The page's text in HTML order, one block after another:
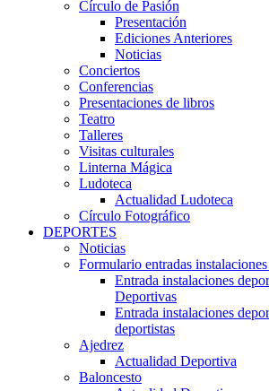
Círculo de Pasión
Presentación
Ediciones Anteriores
Noticias
Conciertos
Conferencias
Presentaciones de libros
Teatro
Talleres
Visitas culturales
Linterna Mágica
Ludoteca
Actualidad Ludoteca
Círculo Fotográfico
DEPORTES
Noticias
Formulario entradas
Entrada instalaciones
Deportivas
Entrada instalaciones
deportistas
Ajedrez
Actualidad Deportiva
Baloncesto